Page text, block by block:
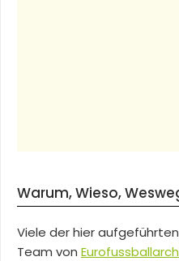
Warum, Wieso,
Viele der hier
Team von